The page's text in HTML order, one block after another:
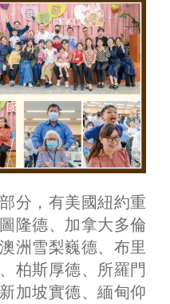
分，有美國紐約重
隆德、加拿大多倫
洲雪梨巍德、布里
柏斯厚德、所羅門
加坡實德、緬甸仰